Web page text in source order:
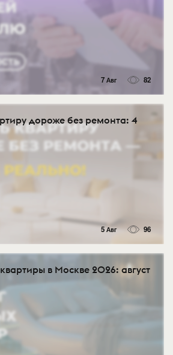
7 Авг 82
дороже без ремонта: 4
5 Авг 96
в Москве 2026: август